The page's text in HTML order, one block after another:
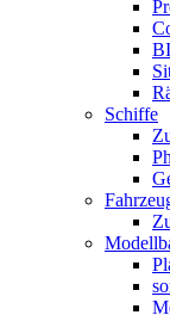
Schiffe